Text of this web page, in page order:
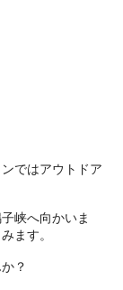
ではアウトドア
峡へ向かいま
ます。
？